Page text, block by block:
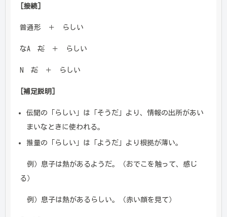
[接続]
普通形 ＋ らしい
なA だ ＋ らしい
N だ ＋ らしい
[補足説明]
伝聞の「らしい」は「そうだ」より、情報の出所があい
まいなときに使われる。
推量の「らしい」は「ようだ」より根拠が薄い。
例）息子は熱があるようだ。（おでこを触って、感じ
る）
例）息子は熱があるらしい。（赤い顔を見て）